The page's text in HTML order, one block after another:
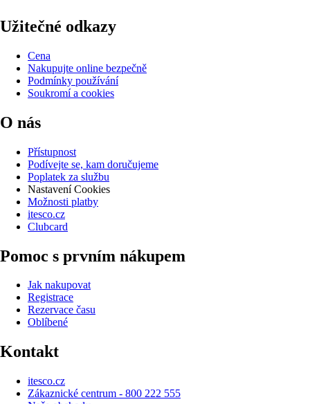
Užitečné odkazy
Cena
Nakupujte online bezpečně
Podmínky používání
Soukromí a cookies
O nás
Přístupnost
Podívejte se, kam doručujeme
Poplatek za službu
Nastavení Cookies
Možnosti platby
itesco.cz
Clubcard
Pomoc s prvním nákupem
Jak nakupovat
Registrace
Rezervace času
Oblíbené
Kontakt
itesco.cz
Zákaznické centrum - 800 222 555